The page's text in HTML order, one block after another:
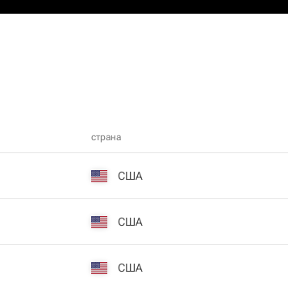
страна
США
США
США